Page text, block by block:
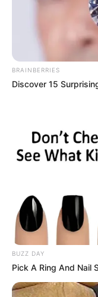
Az oroszlánnők
pillanatra sem
másodpercben
De akkor olyasmi
BRAINBERRIES
Discover 15
BUZZ DAY
Pick A Ring And Nail